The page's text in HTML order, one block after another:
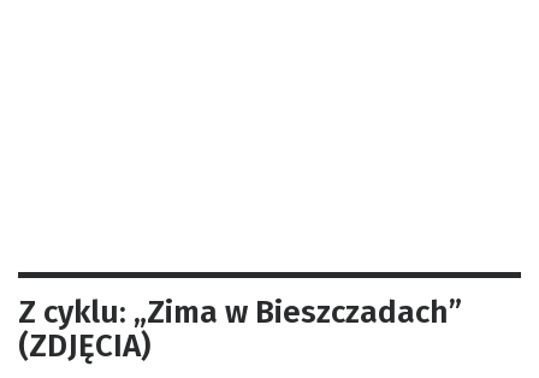
Z cyklu: „Zima w Bieszczadach”
(ZDJĘCIA)